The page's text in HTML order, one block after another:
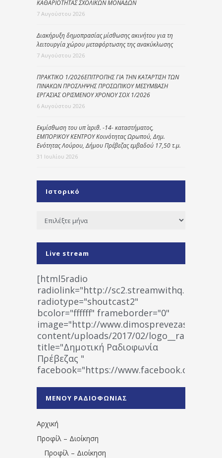
ΚΑΘΑΡΙΟΤΗΤΑΣ ΣΧΟΛΙΚΩΝ ΜΟΝΑΔΩΝ
7 Αυγούστου 2026
Διακήρυξη δημοπρασίας μίσθωσης ακινήτου για τη
λειτουργία χώρου μεταφόρτωσης της ανακύκλωσης
7 Αυγούστου 2026
ΠΡΑΚΤΙΚΟ 1/2026ΕΠΙΤΡΟΠΗΣ ΓΙΑ ΤΗΝ ΚΑΤΑΡΤΙΣΗ ΤΩΝ
ΠΙΝΑΚΩΝ ΠΡΟΣΛΗΨΗΣ ΠΡΟΣΩΠΙΚΟΥ ΜΕΣΥΜΒΑΣΗ
ΕΡΓΑΣΙΑΣ ΟΡΙΣΜΕΝΟΥ ΧΡΟΝΟΥ ΣΟΧ 1/2026
6 Αυγούστου 2026
Εκμίσθωση του υπ΄ αριθ. -14- καταστήματος,
ΕΜΠΟΡΙΚΟΥ ΚΕΝΤΡΟΥ Κοινότητας Ωρωπού, Δημ.
Ενότητας Λούρου, Δήμου Πρέβεζας εμβαδού 17,50 τ.μ.
31 Ιουλίου 2026
Ιστορικό
Ιστορικό
Live stream
[html5radio
radiolink="http://
radiotype="shoutcast2"
bcolor="ffffff" frameborder="0"
image="http://www.dimosprevezas.gr/wp-
content/uploads/2017/02/
title="Δημοτική Ραδιοφωνία
Πρέβεζας "
facebook="https://www.facebook.com/
1531194763766854/" artist="" ]
ΜΕΝΟΥ ΡΑΔΙΟΦΩΝΙΑΣ
Αρχική
Προφίλ – Διοίκηση
Προφίλ – Διοίκηση